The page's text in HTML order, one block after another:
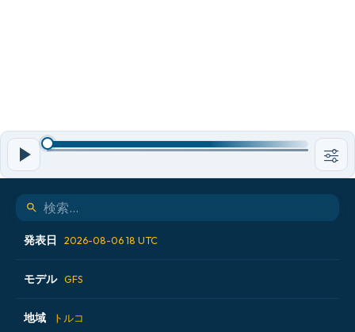
発表日 2026-08-06 18 UTC
2026-08-06 00 UTC
2026-08-06 06 UTC
モデル GFS
ALADIN CZ 2.3 km
地域 トルコ